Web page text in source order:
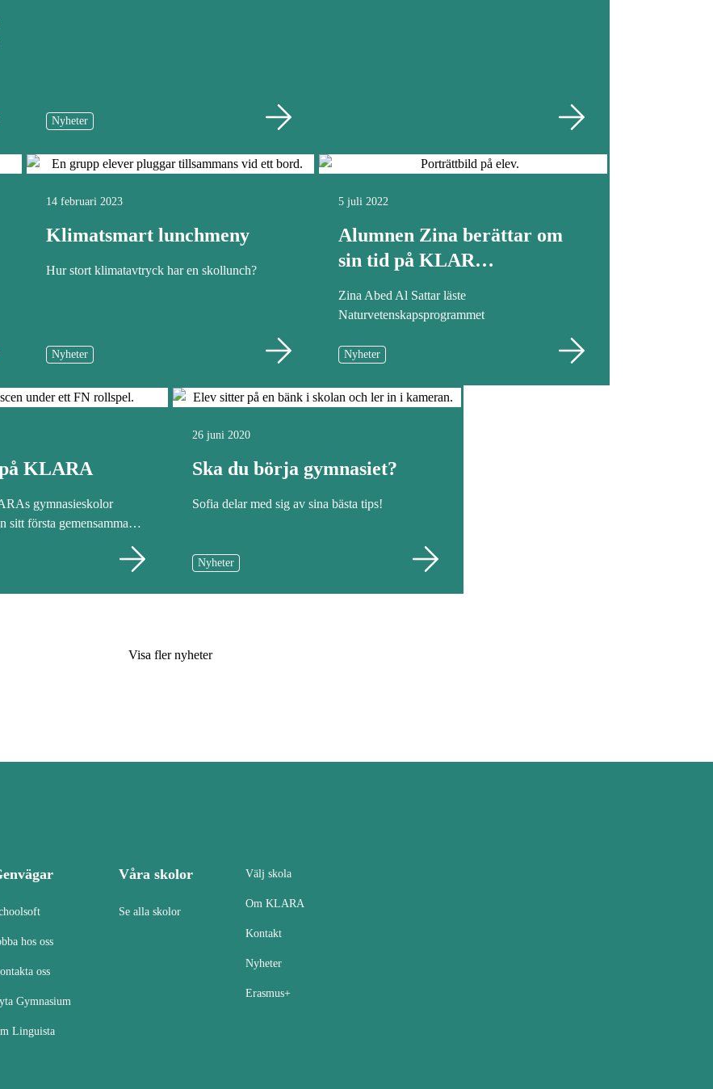
Nyheter
14 februari 2023
Klimatsmart lunchmeny
Hur stort klimatavtryck har en skollunch?
Nyheter
5 juli 2022
Alumnen Zina berättar om
sin tid på KLAR…
Zina Abed Al Sattar läste
Naturvetenskapsprogrammet
Nyheter
KLARA
gymnasieskolor
sitt första gemensamma…
26 juni 2020
Ska du börja gymnasiet?
Sofia delar med sig av sina bästa tips!
Nyheter
Visa fler nyheter
hos oss
oss
Gymnasium
Linguista
Våra skolor
Se alla skolor
Välj skola
Om KLARA
Kontakt
Nyheter
Erasmus+